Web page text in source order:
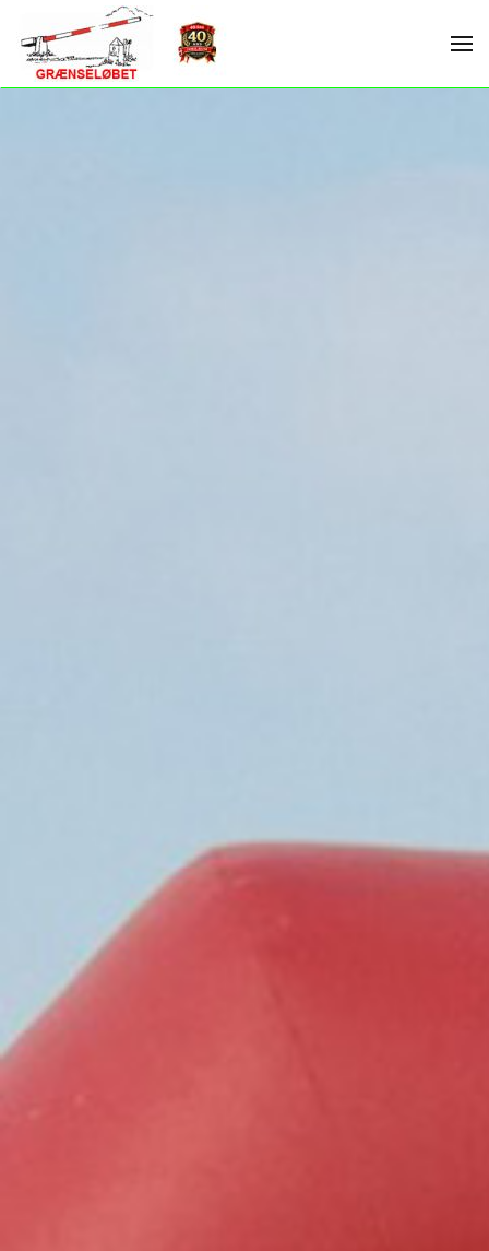
Skip to main content